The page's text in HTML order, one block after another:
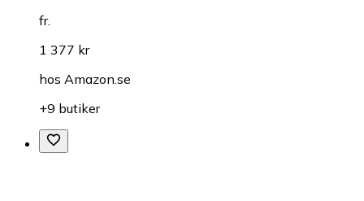
fr.
1 377 kr
hos Amazon.se
+9 butiker